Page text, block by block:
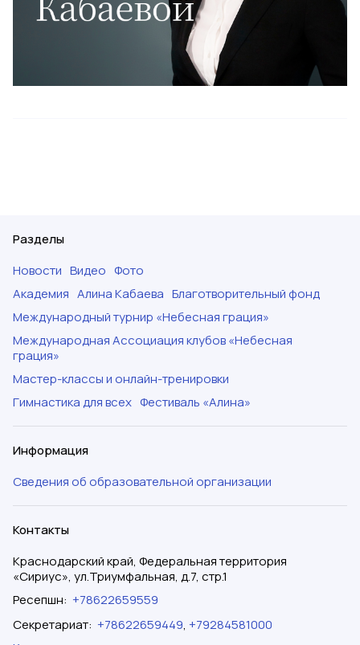
Разделы
Новости Видео Фото
Академия Алина Кабаева Благотворительный фонд
Международный турнир «Небесная грация»
Международная Ассоциация клубов «Небесная
грация»
Мастер-классы и онлайн-тренировки
Гимнастика для всех Фестиваль «Алина»
Информация
Сведения об образовательной организации
Контакты
Краснодарский край, Федеральная территория
«Сириус», ул.Триумфальная, д.7, стр.1
Ресепшн: +78622659559
Секретариат: +78622659449, +79284581000